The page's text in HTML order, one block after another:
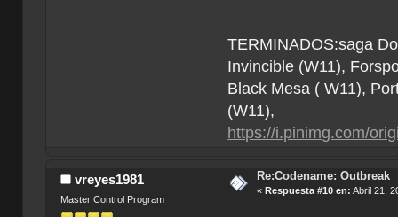
TERMINADOS:saga
Invincible (W11),
Black Mesa ( W11),
(W11),
https://i.pinimg.com/
vreyes1981
Master Control Program
Re:Codename: Outbreak
« Respuesta #10 en: Abril 21,